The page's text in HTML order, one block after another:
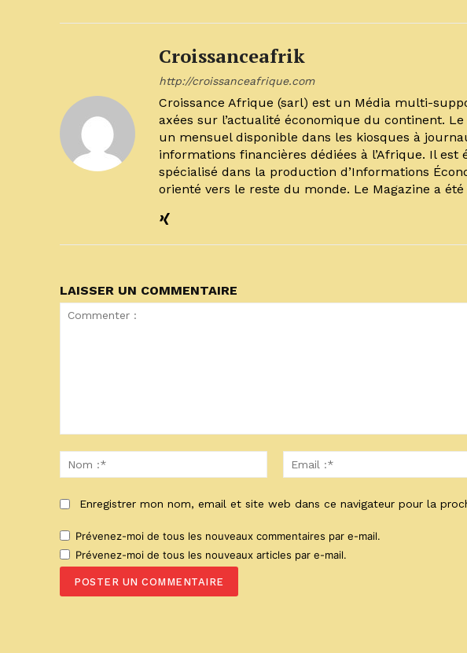
Croissanceafrik
http://croissanceafrique.com
Croissance Afrique (sarl) est un Média multi-
axées sur l’actualité économique du continent.
un mensuel disponible dans les kiosques à
informations financières dédiées à l’Afrique. Il
spécialisé dans la production d’Informations
orienté vers le reste du monde. Le Magazine a
LAISSER UN COMMENTAIRE
:*
Enregistrer mon nom, email et site web dans ce navigateur pour la
Prévenez-moi de tous les nouveaux commentaires par e-mail.
Prévenez-moi de tous les nouveaux articles par e-mail.